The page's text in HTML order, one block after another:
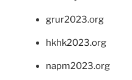
grur2023.org
hkhk2023.org
napm2023.org